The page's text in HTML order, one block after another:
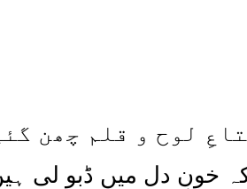
لوح و قلم چھن
خونِ دل میں ڈبو لی